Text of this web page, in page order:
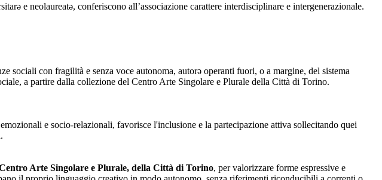
e neolaureatə, conferiscono all’associazione carattere interdisciplinare e intergenerazionale.
sociali con fragilità e senza voce autonoma, autorə operanti fuori, o a margine, del sistema
a partire dalla collezione del Centro Arte Singolare e Plurale della Città di Torino.
e socio-relazionali, favorisce l'inclusione e la partecipazione attiva sollecitando quei
Arte Singolare e Plurale, della Città di Torino, per valorizzare forme espressive e